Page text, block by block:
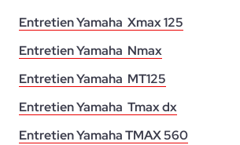
Entretien Yamaha Xmax 125
Entretien Yamaha Nmax
Entretien Yamaha MT125
Entretien Yamaha Tmax dx
Entretien Yamaha TMAX 560